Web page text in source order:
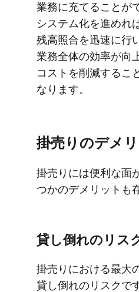
業務に​充てる​ことが
システム化を​進めれ
残高照合を​迅速に​行
業務全体の​効率が​向
コストを​削減する​こ
なります。
掛売りの​デメ
掛売りには​便利な​面
つかの​デメリットも​
貸し倒れの​リス
掛売りに​おける​最大
貸し倒れの​リスクで